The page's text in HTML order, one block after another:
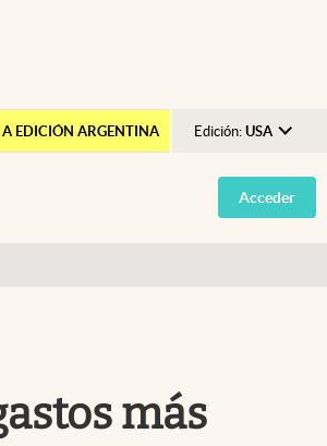
A EDICIÓN ARGENTINA Edición: USA
Argentina
España
Acceder
más